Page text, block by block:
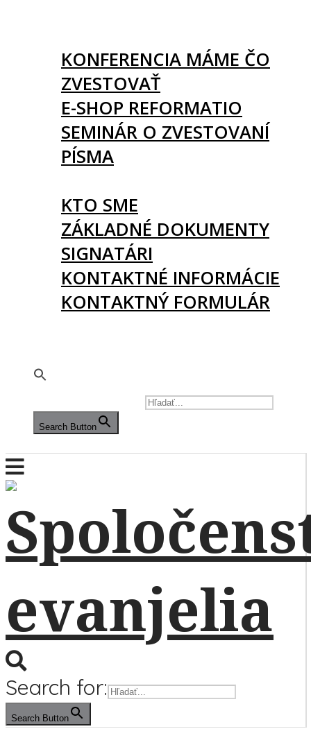
KONFERENCIA MÁME ČO
ZVESTOVAŤ
E-SHOP REFORMATIO
SEMINÁR O ZVESTOVANÍ
PÍSMA
KTO SME
ZÁKLADNÉ DOKUMENTY
SIGNATÁRI
KONTAKTNÉ INFORMÁCIE
KONTAKTNÝ FORMULÁR
Search Button
Search for:
Search Button